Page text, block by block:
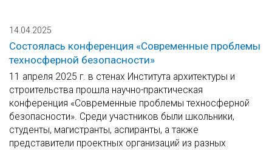
14.04.2025
Состоялась конференция «Современные проблемы
техносферной безопасности»
11 апреля 2025 г. в стенах Института архитектуры и
строительства прошла научно-практическая
конференция «Современные проблемы техносферной
безопасности». Среди участников были школьники,
студенты, магистранты, аспиранты, а также
представители проектных организаций из разных